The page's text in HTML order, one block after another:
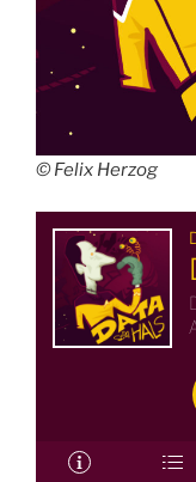
© Felix Herzog